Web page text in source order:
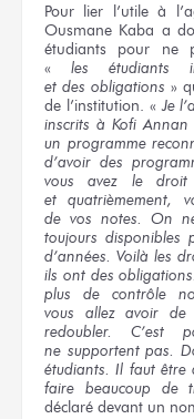
Pour lier l’utileà
Ousmane Kaba a
étudiants pour ne
«les étudiants
et des obligations »
de l’institution. «Je
inscrits à Kofi Annan
un programme
d’avoir des
vous avez
le droit
et quatrièmement,
de vos notes. On
toujours disponibles
d’années. Voilà les
ils ont des obligations.
plus de contrôle
vous allezavoirde
redoubler. C’est
ne supportentpas.
étudiants.Il fautêtre
faire beaucoup de
déclaré devant un